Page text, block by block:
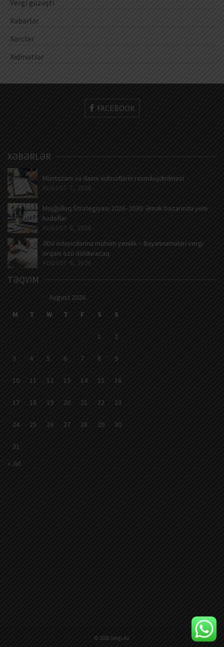
Vergi güzəşti
Xəbərlər
Xərclər
Xidmətlər
FACEBOOK
XƏBƏRLƏR
Müntəzəm və daimi xidmətlərin rəsmiləşdirilməsi
AUGUST 7, 2026
Məşğulluq Strategiyası 2026–2030: Əmək bazarında yeni
hədəflər
AUGUST 6, 2026
ƏDV ödəyicilərinə mühüm yenilik – Bəyannamələri vergi
orqanı özü dolduracaq
AUGUST 6, 2026
TƏQVIM
August 2026
M
T W T F S S
1 2
3 4 5 6 7 8 9
10 11 12 13 14 15 16
17 18 19 20 21 22 23
24 25 26 27 28 29 30
31
« Jul
© 2026 Vergi.Az